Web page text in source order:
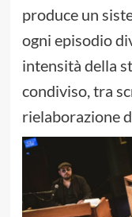
produce un
ogni episodio
intensità della
condiviso, tra
rielaborazione